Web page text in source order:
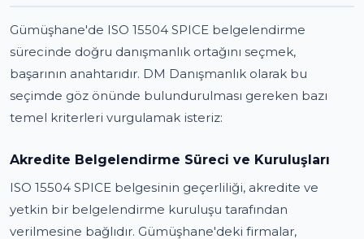
Gümüşhane'de ISO 15504 SPICE belgelendirme
sürecinde doğru danışmanlık ortağını seçmek,
başarının anahtarıdır. DM Danışmanlık olarak bu
seçimde göz önünde bulundurulması gereken bazı
temel kriterleri vurgulamak isteriz:
Akredite Belgelendirme Süreci ve Kuruluşları
ISO 15504 SPICE belgesinin geçerliliği, akredite ve
yetkin bir belgelendirme kuruluşu tarafından
verilmesine bağlıdır. Gümüşhane'deki firmalar,